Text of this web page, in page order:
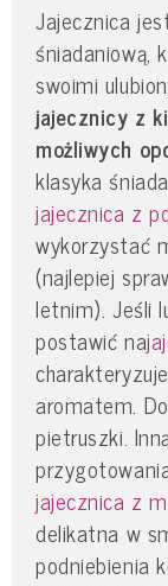
Jajecznica
śniadaniową,
swoimi
jajecznicy z
możliwych
klasyka
jajecznica z
wykorzystać
(najlepiej
letnim). Jeśli
postawić na
aromatem.
pietruszki.
jajecznica z
delikatna w
podniebienia